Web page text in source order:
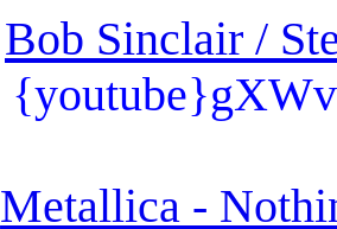
Bob Sinclair /
Metallica -